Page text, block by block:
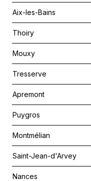
Aix-les-Bains
Thoiry
Mouxy
Tresserve
Apremont
Puygros
Montmélian
Saint-Jean-d'Arvey
Nances